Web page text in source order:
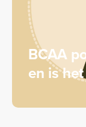
BCAA
en is